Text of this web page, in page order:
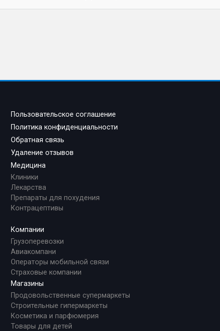
Пользовательское соглашение
Политика конфиденциальности
Обратная связь
Удаление отзывов
Медицина
Клиники
Лекарства
Препараты для похудения
Контрацептивы
Компании
Грузоперевозки
Авиакомпани
Операторы мобильной связи
Страховые компании
Магазины
Продовольственные супермаркеты
Строительные гипермаркеты
Косметика и парфюмерия
Товары для детей